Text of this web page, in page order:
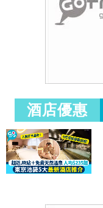
酒店優惠